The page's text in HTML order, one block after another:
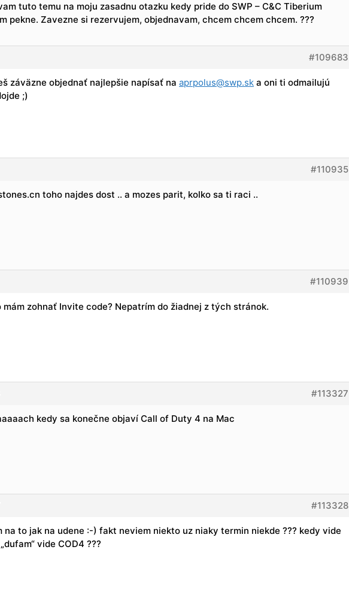
tuto temu na moju zasadnu otazku kedy pride do SWP – C&C Tiberium
pekne. Zavezne si rezervujem, objednavam, chcem chcem chcem. ???
#109683
záväzne objednať najlepšie napísať na aprpolus@swp.sk a oni ti odmailujú
;)
#110935
toho najdes dost .. a mozes parit, kolko sa ti raci ..
#110939
mám zohnať Invite code? Nepatrím do žiadnej z tých stránok.
#113327
kedy sa konečne objaví Call of Duty 4 na Mac
#113328
na to jak na udene :-) fakt neviem niekto uz niaky termin niekde ??? kedy vide
vide COD4 ???